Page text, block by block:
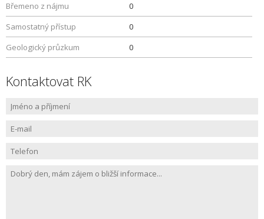
Břemeno z nájmu
0
Samostatný přístup
0
Geologický průzkum
0
Kontaktovat RK